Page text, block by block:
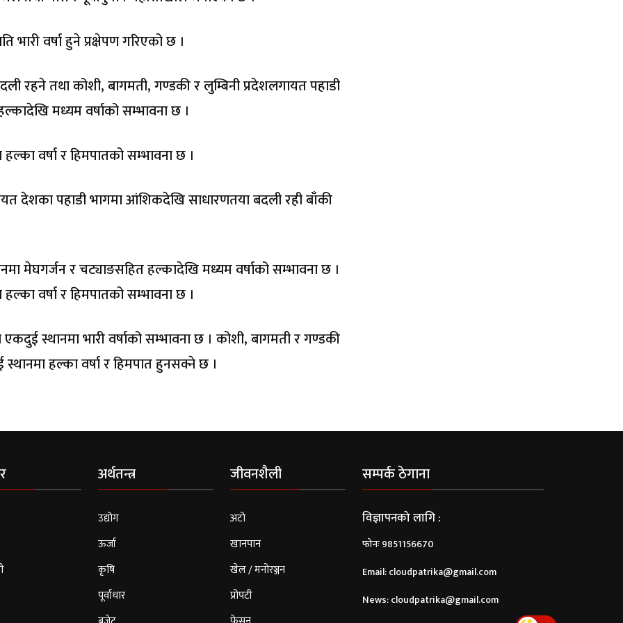
वर्षा हुने प्रक्षेपण गरिएको छ ।
तथा कोशी, बागमती, गण्डकी र लुम्बिनी प्रदेशलगायत पहाडी
मध्यम वर्षाको सम्भावना छ ।
वर्षा र हिमपातको सम्भावना छ ।
देशका पहाडी भागमा आंशिकदेखि साधारणतया बदली रही बाँकी
मेघगर्जन र चट्याङसहित हल्कादेखि मध्यम वर्षाको सम्भावना छ ।
वर्षा र हिमपातको सम्भावना छ ।
स्थानमा भारी वर्षाको सम्भावना छ । कोशी, बागमती र गण्डकी
हल्का वर्षा र हिमपात हुनसक्ने छ ।
अर्थतन्त्र
उद्योग
ऊर्जा
कृषि
पूर्वाधार
जीवनशैली
अटो
खानपान
खेल / मनोरञ्जन
प्रोपटी
सम्पर्क ठेगाना
विज्ञापनको लागि :
फोनः 9851156670
Email:cloudpatrika@gmail.com
News:cloudpatrika@gmail.com